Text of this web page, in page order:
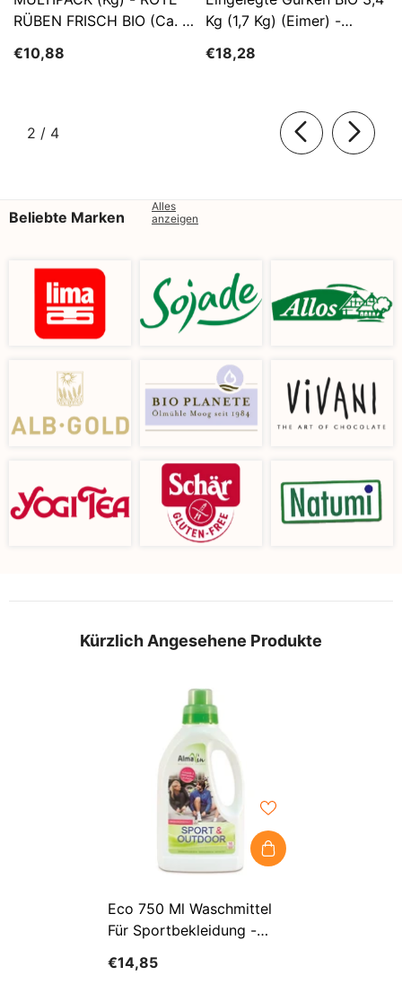
RÜBEN FRISCH BIO (ca. 5
€10,88
Kg (1,7 Kg) (Eimer) -
€18,28
2 / von
4
Beliebte Marken
Alles
anzeigen
Kürzlich Angesehene Produkte
Eco 750 Ml Waschmittel
Für Sportbekleidung -
€14,85